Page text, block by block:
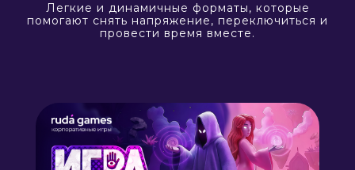
Легкие и динамичные форматы, которые
помогают снять напряжение, переключиться и
провести время вместе.